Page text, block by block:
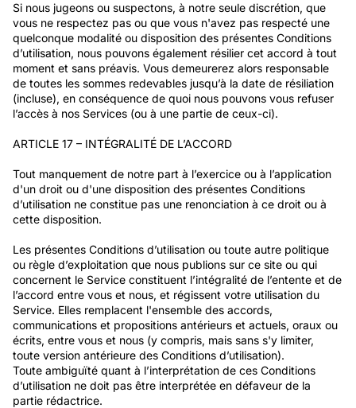
Si nous jugeons ou suspectons, à notre seule discrétion, que
vous ne respectez pas ou que vous n'avez pas respecté une
quelconque modalité ou disposition des présentes Conditions
d’utilisation, nous pouvons également résilier cet accord à tout
moment et sans préavis. Vous demeurerez alors responsable
de toutes les sommes redevables jusqu’à la date de résiliation
(incluse), en conséquence de quoi nous pouvons vous refuser
l’accès à nos Services (ou à une partie de ceux-ci).
ARTICLE 17 – INTÉGRALITÉ DE L’ACCORD
Tout manquement de notre part à l’exercice ou à l’application
d'un droit ou d'une disposition des présentes Conditions
d’utilisation ne constitue pas une renonciation à ce droit ou à
cette disposition.
Les présentes Conditions d’utilisation ou toute autre politique
ou règle d’exploitation que nous publions sur ce site ou qui
concernent le Service constituent l’intégralité de l’entente et de
l’accord entre vous et nous, et régissent votre utilisation du
Service. Elles remplacent l'ensemble des accords,
communications et propositions antérieurs et actuels, oraux ou
écrits, entre vous et nous (y compris, mais sans s'y limiter,
toute version antérieure des Conditions d’utilisation).
Toute ambiguïté quant à l’interprétation de ces Conditions
d’utilisation ne doit pas être interprétée en défaveur de la
partie rédactrice.